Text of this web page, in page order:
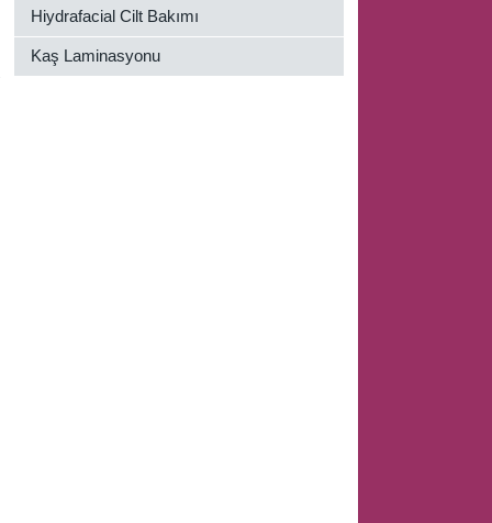
Hiydrafacial Cilt Bakımı
Kaş Laminasyonu